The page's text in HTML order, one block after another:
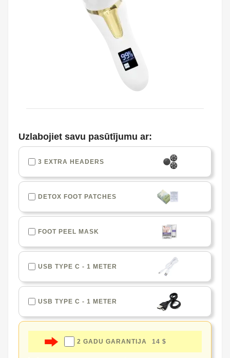
Uzlabojiet savu pasūtījumu ar:
3 EXTRA HEADERS
DETOX FOOT PATCHES
FOOT PEEL MASK
USB TYPE C - 1 METER
USB TYPE C - 1 METER
2 GADU GARANTIJA 14 $